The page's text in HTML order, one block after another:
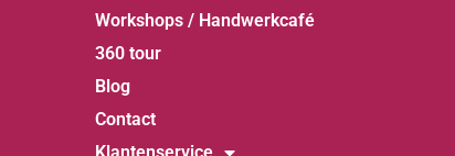
Workshops / Handwerkcafé
360 tour
Blog
Contact